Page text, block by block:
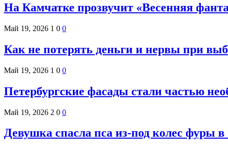
На Камчатке прозвучит «Весенняя
Май 19, 2026 1 0 0
Как не потерять деньги и нервы при
Май 19, 2026 1 0 0
Петербургские фасады стали частью
Май 19, 2026 2 0 0
Девушка спасла пса из-под колес фуры в